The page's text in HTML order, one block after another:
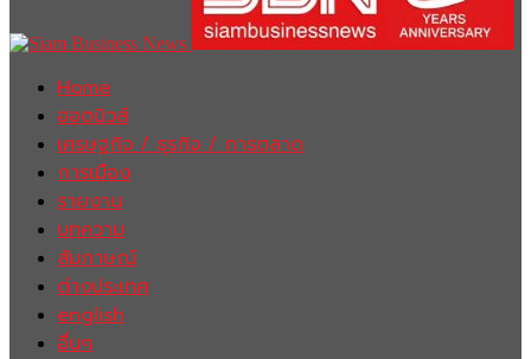
Home
ฮอตนิวส์
เศรษฐกิจ / ธุรกิจ / การตลาด
การเมือง
รายงาน
บทความ
สัมภาษณ์
ต่างประเทศ
english
อื่นๆ